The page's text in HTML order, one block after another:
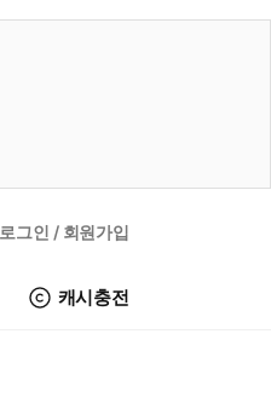
로그인 / 회원가입
캐시충전